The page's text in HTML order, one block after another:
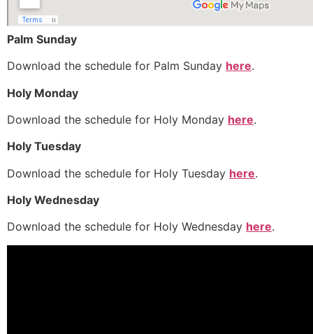
Palm Sunday
Download the schedule for Palm Sunday here.
Holy Monday
Download the schedule for Holy Monday here.
Holy Tuesday
Download the schedule for Holy Tuesday here.
Holy Wednesday
Download the schedule for Holy Wednesday here.